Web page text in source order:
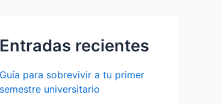
Entradas recientes
Guía para sobrevivir a tu primer
semestre universitario